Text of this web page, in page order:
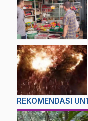
REKOMENDASI